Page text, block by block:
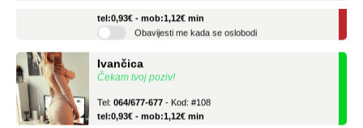
Ivančica
Tel:064/677-677- Kod: #108
Zara